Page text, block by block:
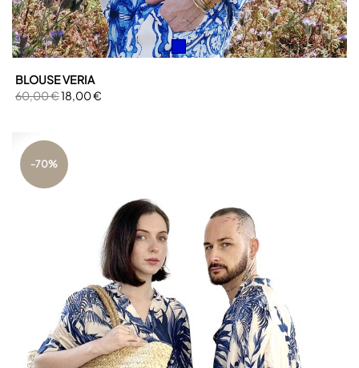
BLOUSE VERIA
60,00 €18,00 €
-70%